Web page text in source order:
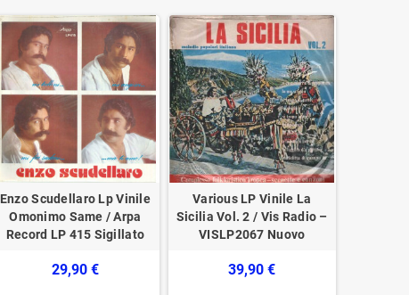
Enzo Scudellaro Lp Vinile
Omonimo Same / Arpa
Record LP 415 Sigillato
29,90 €
Various LP Vinile La
Sicilia Vol. 2 / Vis Radio –
VISLP2067 Nuovo
39,90 €